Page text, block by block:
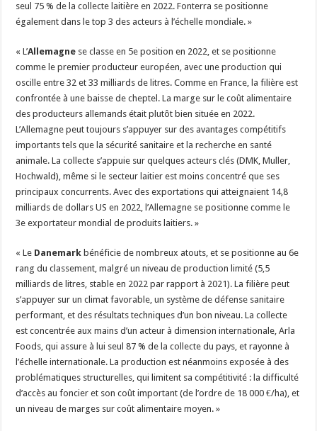
seul 75 % de la collecte laitière en 2022. Fonterra se positionne
également dans le top 3 des acteurs à l’échelle mondiale. »
« L’Allemagne se classe en 5e position en 2022, et se positionne
comme le premier producteur européen, avec une production qui
oscille entre 32 et 33 milliards de litres. Comme en France, la filière est
confrontée à une baisse de cheptel. La marge sur le coût alimentaire
des producteurs allemands était plutôt bien située en 2022.
L’Allemagne peut toujours s’appuyer sur des avantages compétitifs
importants tels que la sécurité sanitaire et la recherche en santé
animale. La collecte s’appuie sur quelques acteurs clés (DMK, Muller,
Hochwald), même si le secteur laitier est moins concentré que ses
principaux concurrents. Avec des exportations qui atteignaient 14,8
milliards de dollars US en 2022, l’Allemagne se positionne comme le
3e exportateur mondial de produits laitiers. »
« Le Danemark bénéficie de nombreux atouts, et se positionne au 6e
rang du classement, malgré un niveau de production limité (5,5
milliards de litres, stable en 2022 par rapport à 2021). La filière peut
s’appuyer sur un climat favorable, un système de défense sanitaire
performant, et des résultats techniques d’un bon niveau. La collecte
est concentrée aux mains d’un acteur à dimension internationale, Arla
Foods, qui assure à lui seul 87 % de la collecte du pays, et rayonne à
l’échelle internationale. La production est néanmoins exposée à des
problématiques structurelles, qui limitent sa compétitivité : la difficulté
d’accès au foncier et son coût important (de l’ordre de 18 000 €/ha), et
un niveau de marges sur coût alimentaire moyen. »